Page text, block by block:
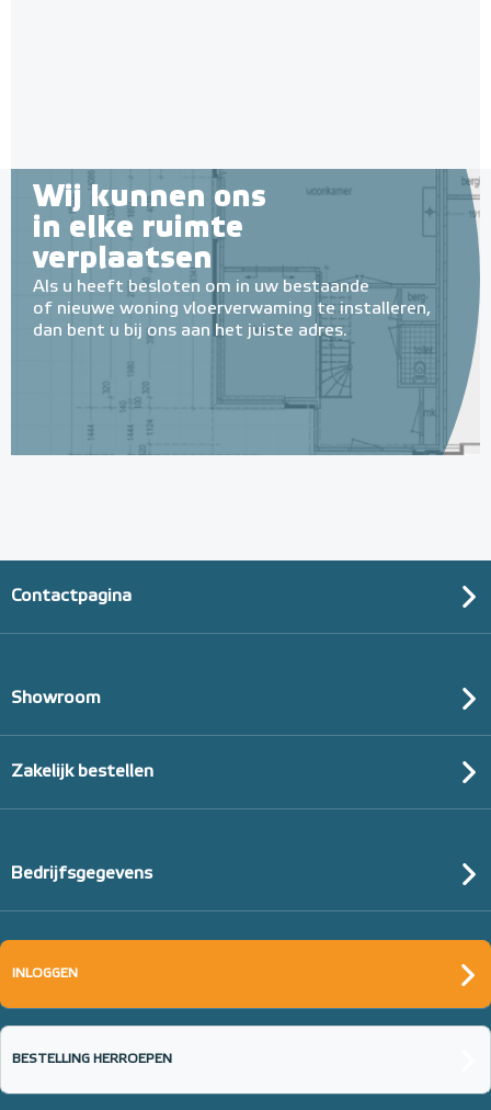
Wij kunnen ons
in elke ruimte
verplaatsen
Als u heeft besloten om in uw bestaande
of nieuwe woning vloerverwaming te installeren,
dan bent u bij ons aan het juiste adres.
Contactpagina
Showroom
Zakelijk bestellen
Bedrijfsgegevens
INLOGGEN
BESTELLING HERROEPEN